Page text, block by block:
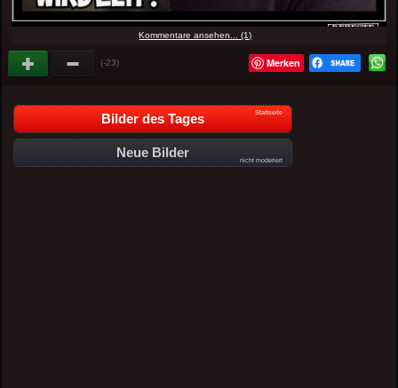
Kommentare ansehen... (1)
(-23) Merken
Bilder des Tages Startseite
Neue Bilder
nicht moderiert